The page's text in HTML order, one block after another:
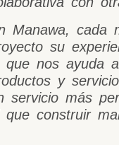
Manawa, cada
su
que nos ayuda
y
servicio más
que construir